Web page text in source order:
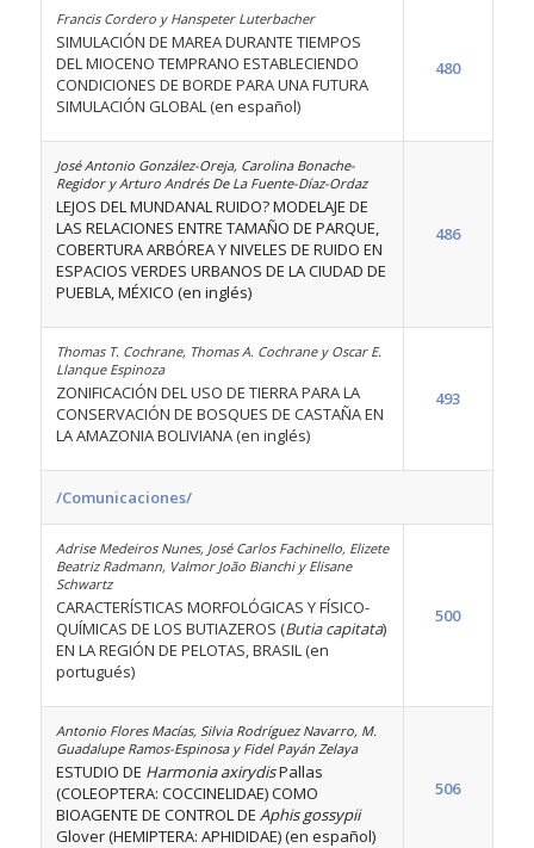
Francis Cordero y Hanspeter Luterbacher
SIMULACIÓN DE MAREA DURANTE TIEMPOS
DEL MIOCENO TEMPRANO ESTABLECIENDO
CONDICIONES DE BORDE PARA UNA FUTURA
SIMULACIÓN GLOBAL (en español)
480
José Antonio González-Oreja, Carolina Bonache-
Regidor y Arturo Andrés De La Fuente-Díaz-Ordaz
LEJOS DEL MUNDANAL RUIDO? MODELAJE DE
LAS RELACIONES ENTRE TAMAÑO DE PARQUE,
COBERTURA ARBÓREA Y NIVELES DE RUIDO EN
ESPACIOS VERDES URBANOS DE LA CIUDAD DE
PUEBLA, MÉXICO (en inglés)
486
Thomas T. Cochrane, Thomas A. Cochrane y Oscar E.
Llanque Espinoza
ZONIFICACIÓN DEL USO DE TIERRA PARA LA
CONSERVACIÓN DE BOSQUES DE CASTAÑA EN
LA AMAZONIA BOLIVIANA (en inglés)
493
/Comunicaciones/
Adrise Medeiros Nunes, José Carlos Fachinello, Elizete
Beatriz Radmann, Valmor João Bianchi y Elisane
Schwartz
CARACTERÍSTICAS MORFOLÓGICAS Y FÍSICO-
QUÍMICAS DE LOS BUTIAZEROS (Butia capitata)
EN LA REGIÓN DE PELOTAS, BRASIL (en
portugués)
500
Antonio Flores Macías, Silvia Rodríguez Navarro, M.
Guadalupe Ramos-Espinosa y Fidel Payán Zelaya
ESTUDIO DE Harmonia axirydisPallas
(COLEOPTERA: COCCINELIDAE) COMO
BIOAGENTE DE CONTROL DE Aphis gossypii
Glover (HEMIPTERA: APHIDIDAE) (en español)
506